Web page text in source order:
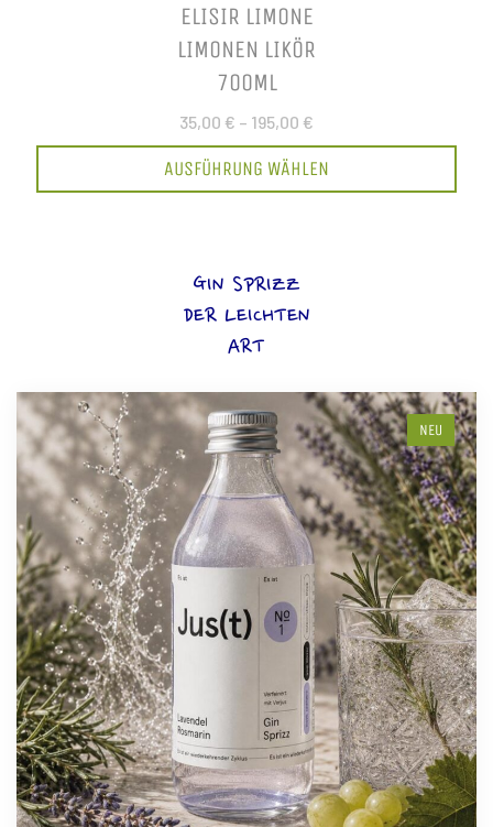
ELISIR LIMONE
LIMONEN LIKÖR
700ML
35,00 € – 195,00 €
AUSFÜHRUNG WÄHLEN
GIN SPRIZZ
DER LEICHTEN
ART
NEU